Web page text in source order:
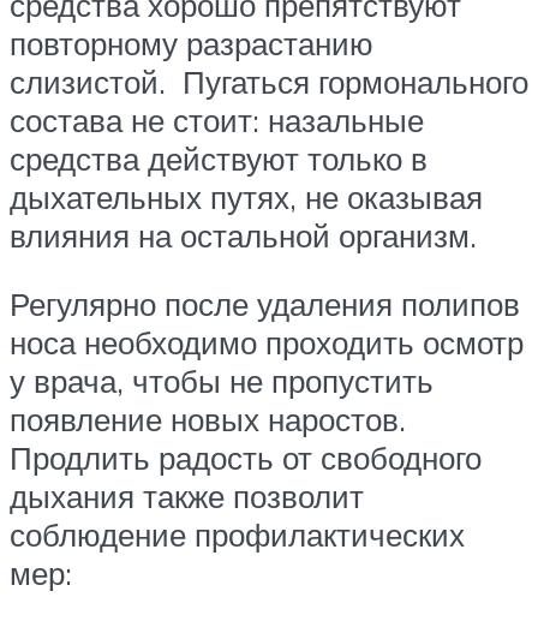
повторному разрастанию
слизистой. Пугаться гормонального
состава не стоит: назальные
средства действуют только в
дыхательных путях, не оказывая
влияния на остальной организм.
Регулярно после удаления полипов
носа необходимо проходить осмотр
у врача, чтобы не пропустить
появление новых наростов.
Продлить радость от свободного
дыхания также позволит
соблюдение профилактических
мер: